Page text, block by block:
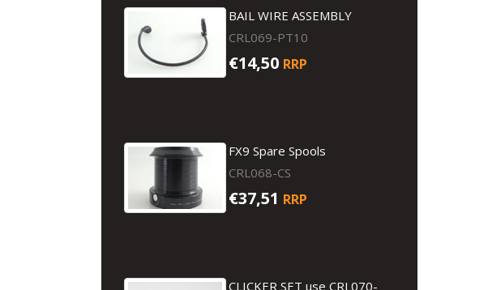
BAIL WIRE ASSEMBLY
CRL069-PT10
€14,50 RRP
FX9 Spare Spools
CRL068-CS
€37,51 RRP
CLICKER SET use CRL070-